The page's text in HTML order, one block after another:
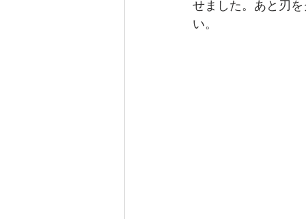
せました。あと刃
い。